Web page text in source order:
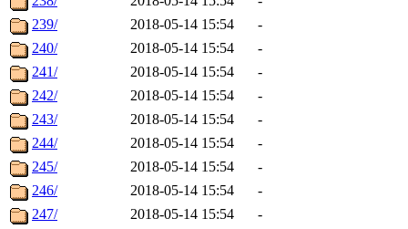
239/
2018-05-14 15:54
-
240/
2018-05-14 15:54
-
241/
2018-05-14 15:54
-
242/
2018-05-14 15:54
-
243/
2018-05-14 15:54
-
244/
2018-05-14 15:54
-
245/
2018-05-14 15:54
-
246/
2018-05-14 15:54
-
247/
2018-05-14 15:54
-